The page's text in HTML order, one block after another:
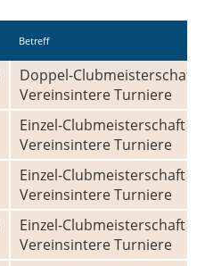
Betreff
Doppel-Clubmeisterschaft
Vereinsintere Turniere
Einzel-Clubmeisterschaft |
Vereinsintere Turniere
Einzel-Clubmeisterschaft |
Vereinsintere Turniere
Einzel-Clubmeisterschaft |
Vereinsintere Turniere